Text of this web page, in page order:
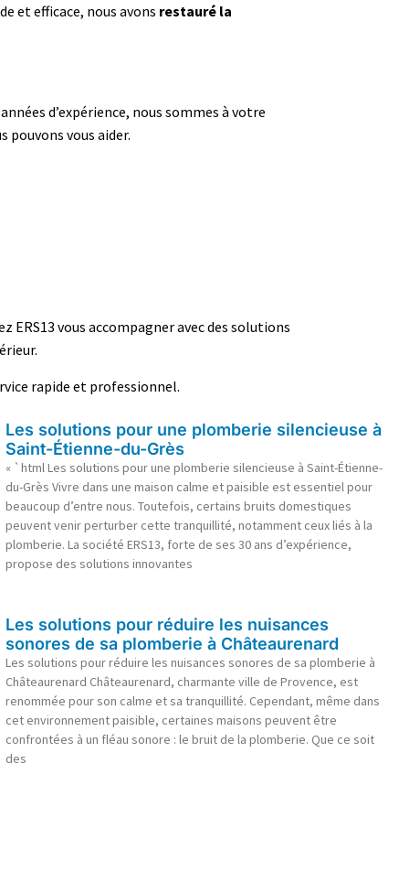
et efficace, nous avons restauré la
d’expérience, nous sommes à votre
pouvons vous aider.
ERS13 vous accompagner avec des solutions
rapide et professionnel.
Les solutions pour une plomberie silencieuse à
Saint-Étienne-du-Grès
« `html Les solutions pour une plomberie silencieuse à Saint-Étienne-
du-Grès Vivre dans une maison calme et paisible est essentiel pour
beaucoup d’entre nous. Toutefois, certains bruits domestiques
peuvent venir perturber cette tranquillité, notamment ceux liés à la
plomberie. La société ERS13, forte de ses 30 ans d’expérience,
propose des solutions innovantes
Les solutions pour réduire les nuisances
sonores de sa plomberie à Châteaurenard
Les solutions pour réduire les nuisances sonores de sa plomberie à
Châteaurenard Châteaurenard, charmante ville de Provence, est
renommée pour son calme et sa tranquillité. Cependant, même dans
cet environnement paisible, certaines maisons peuvent être
confrontées à un fléau sonore : le bruit de la plomberie. Que ce soit
des